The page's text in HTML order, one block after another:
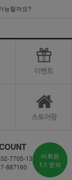
능할까요?
7705-13
887160
비회원
1:1 문의